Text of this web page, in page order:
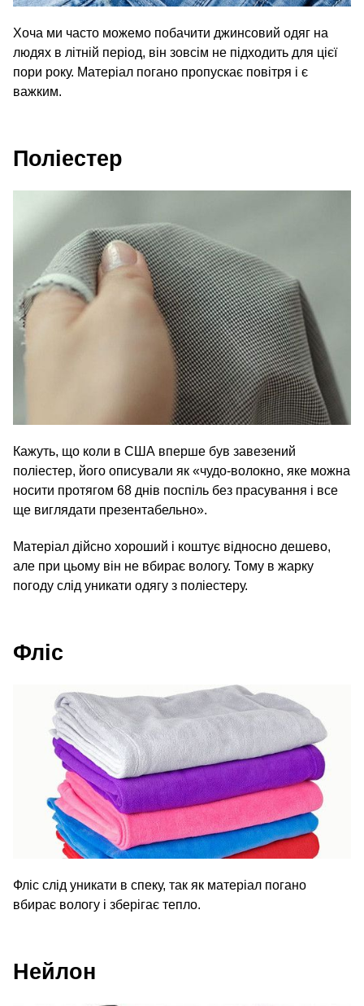
Хоча ми часто можемо побачити джинсовий одяг на
людях в літній період, він зовсім не підходить для цієї
пори року. Матеріал погано пропускає повітря і є
важким.
Поліестер
Кажуть, що коли в США вперше був завезений
поліестер, його описували як «чудо-волокно, яке можна
носити протягом 68 днів поспіль без прасування і все
ще виглядати презентабельно».
Матеріал дійсно хороший і коштує відносно дешево,
але при цьому він не вбирає вологу. Тому в жарку
погоду слід уникати одягу з поліестеру.
Фліс
Фліс слід уникати в спеку, так як матеріал погано
вбирає вологу і зберігає тепло.
Нейлон